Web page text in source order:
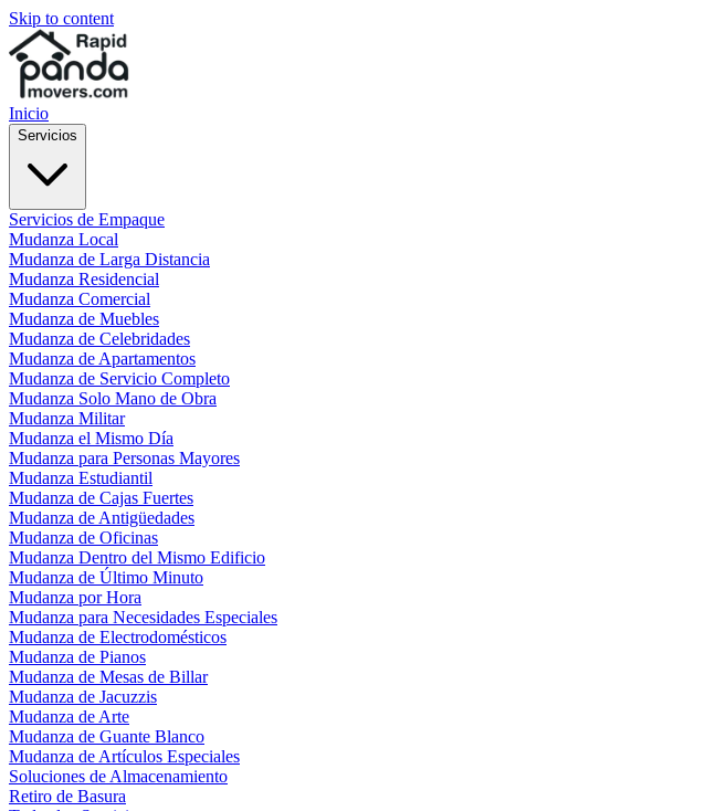
Skip to content
Inicio
Servicios
Servicios de Empaque
Mudanza Local
Mudanza de Larga Distancia
Mudanza Residencial
Mudanza Comercial
Mudanza de Muebles
Mudanza de Celebridades
Mudanza de Apartamentos
Mudanza de Servicio Completo
Mudanza Solo Mano de Obra
Mudanza Militar
Mudanza el Mismo Día
Mudanza para Personas Mayores
Mudanza Estudiantil
Mudanza de Cajas Fuertes
Mudanza de Antigüedades
Mudanza de Oficinas
Mudanza Dentro del Mismo Edificio
Mudanza de Último Minuto
Mudanza por Hora
Mudanza para Necesidades Especiales
Mudanza de Electrodomésticos
Mudanza de Pianos
Mudanza de Mesas de Billar
Mudanza de Jacuzzis
Mudanza de Arte
Mudanza de Guante Blanco
Mudanza de Artículos Especiales
Soluciones de Almacenamiento
Retiro de Basura